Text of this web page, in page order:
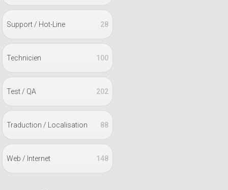
28
Support / Hot-Line
100
Technicien
202
Test / QA
88
Traduction / Localisation
148
Web / Internet